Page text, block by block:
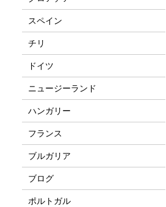
スペイン
チリ
ドイツ
ニュージーランド
ハンガリー
フランス
ブルガリア
ブログ
ポルトガル